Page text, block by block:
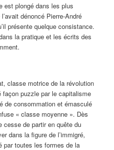
est plongé dans les plus
dénoncé Pierre-André
présente quelque consistance.
la pratique et les écrits des
classe motrice de la révolution
façon puzzle par le capitalisme
de consommation et émasculé
« classe moyenne ». Dès
cesse de partir en quête du
dans la figure de l’immigré,
par toutes les formes de la